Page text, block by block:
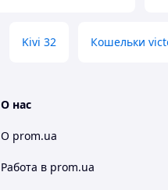
Kivi 32 Кошельки
О нас
О prom.ua
Работа в prom.ua